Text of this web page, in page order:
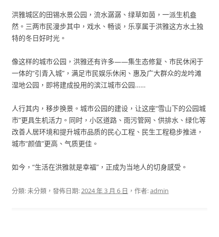
洪雅城区的田锡水景公园，流水潺潺、绿草如茵，一派生机盎
然。三两市民漫步其中，戏水、畅谈，乐享属于洪雅这方水土独
特的冬日好时光。
像这样的城市公园，洪雅还有许多——集生态修复、市民休闲于
一体的“引青入城”，满足市民娱乐休闲、惠及广大群众的龙吟滩
湿地公园，即将建成投用的滨江城市公园……
人行其内，移步换景。城市公园的建设，让这座“雪山下的公园城
市”更具生机活力。同时，小区道路、雨污管网、供排水、绿化等
改善人居环境和提升城市品质的民心工程、民生工程稳步推进，
城市“颜值”更高、气质更佳。
如今，“生活在洪雅就是幸福”，正成为当地人的切身感受。
分類: 未分類，發佈日期:2024 年 3 月 6 日 ，作者:admin